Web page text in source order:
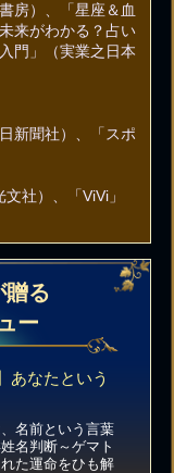
房）、「星座＆血
来がわかる？占い
門」（実業之日本
新聞社）、「スポ
社）、「ViVi」
贈る
ー
あなたという
名前という言葉
名判断～ゲマト
た運命をひも解